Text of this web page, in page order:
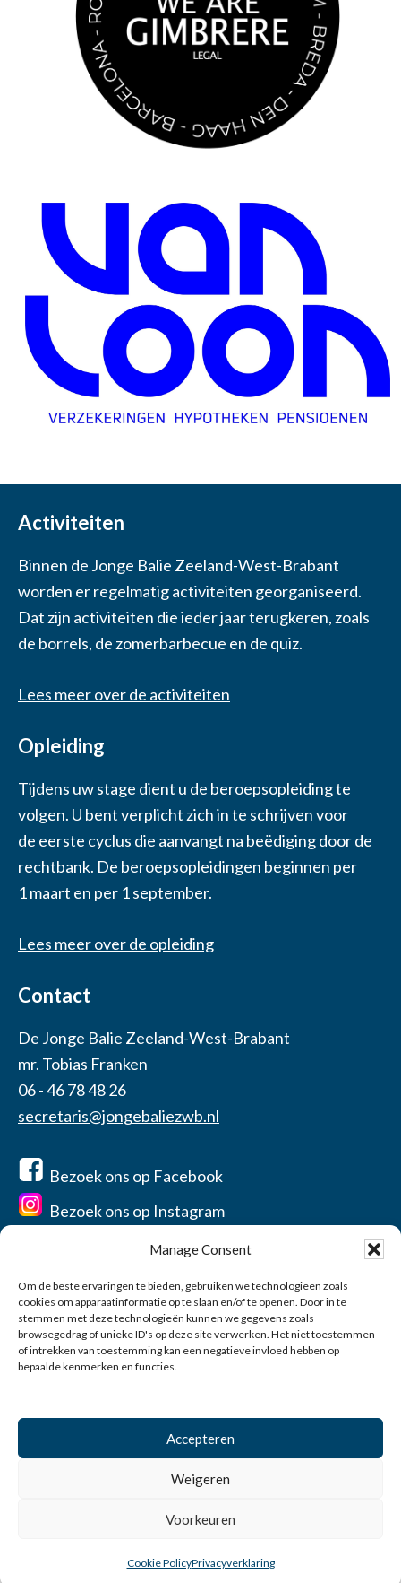
Manage Consent
Om de beste ervaringen te bieden, gebruiken we technologieën zoals
cookies om apparaatinformatie op te slaan en/of te openen. Door in te
stemmen met deze technologieën kunnen we gegevens zoals
browsegedrag of unieke ID's op deze site verwerken. Het niet toestemmen
of intrekken van toestemming kan een negatieve invloed hebben op
bepaalde kenmerken en functies.
Accepteren
Weigeren
Voorkeuren
Cookie PolicyPrivacyverklaring
Activiteiten
Binnen de Jonge Balie Zeeland-West-Brabant
worden er regelmatig activiteiten georganiseerd.
Dat zijn activiteiten die ieder jaar terugkeren, zoals
de borrels, de zomerbarbecue en de quiz.
Lees meer over de activiteiten
Opleiding
Tijdens uw stage dient u de beroepsopleiding te
volgen. U bent verplicht zich in te schrijven voor
de eerste cyclus die aanvangt na beëdiging door de
rechtbank. De beroepsopleidingen beginnen per
1 maart en per 1 september.
Lees meer over de opleiding
Contact
De Jonge Balie Zeeland-West-Brabant
mr. Tobias Franken
06 - 46 78 48 26
secretaris@jongebaliezwb.nl
Bezoek ons op Facebook
Bezoek ons op Instagram
Home
Over ons
Contact
Account
0
© 2026 Vereniging de Jonge Balie Zeeland-West-Brabant